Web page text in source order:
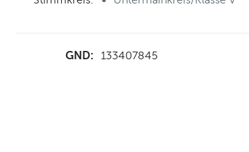
GND: 133407845